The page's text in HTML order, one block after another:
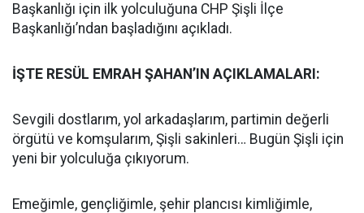
Başkanlığı için ilk yolculuğuna CHP Şişli İlçe
Başkanlığı’ndan başladığını açıkladı.
İŞTE RESÜL EMRAH ŞAHAN’IN AÇIKLAMALARI:
Sevgili dostlarım, yol arkadaşlarım, partimin değerli
örgütü ve komşularım, Şişli sakinleri… Bugün Şişli için
yeni bir yolculuğa çıkıyorum.
Emeğimle, gençliğimle, şehir plancısı kimliğimle,